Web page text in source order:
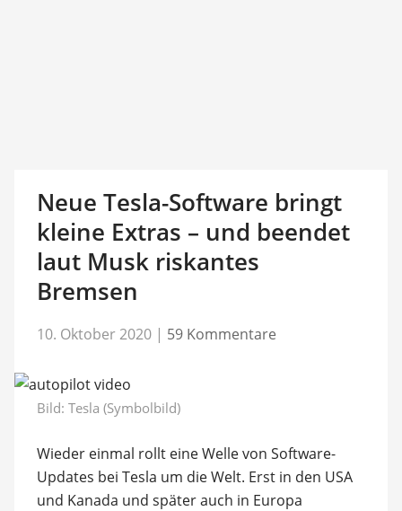
Neue Tesla-Software bringt
kleine Extras – und beendet
laut Musk riskantes
Bremsen
10. Oktober 2020 | 59 Kommentare
Bild: Tesla (Symbolbild)
Wieder einmal rollt eine Welle von Software-
Updates bei Tesla um die Welt. Erst in den USA
und Kanada und später auch in Europa